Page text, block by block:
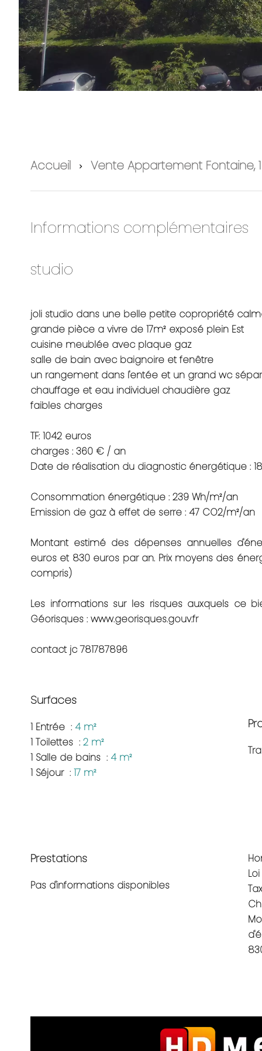
Accueil Vente Appartement Fontaine, 1
Informations complémentaires
studio
joli studio dans une belle petite copropriété
grande pièce a vivre de 17m² exposé plein Est
cuisine meublée avec plaque gaz
salle de bain avec baignoire et fenêtre
un rangement dans l'entée et un grand wc
chauffage et eau individuel chaudière gaz
faibles charges
TF: 1042 euros
charges : 360 € / an
Date de réalisation du diagnostic énergétique :
Consommation énergétique : 239 Wh/m²/an
Emission de gaz à effet de serre : 47 CO2/m²/an
Montant estimé des dépenses annuelles
euros et 830 euros par an. Prix moyens des
compris)
Les informations sur les risques auxquels ce
Géorisques : www.georisques.gouv.fr
contact jc 781787896
Surfaces
1 Entrée
4 m²
1 Toilettes
2 m²
1 Salle de bains
4 m²
1 Séjour
17 m²
Prestations
Pas d'informations disponibles